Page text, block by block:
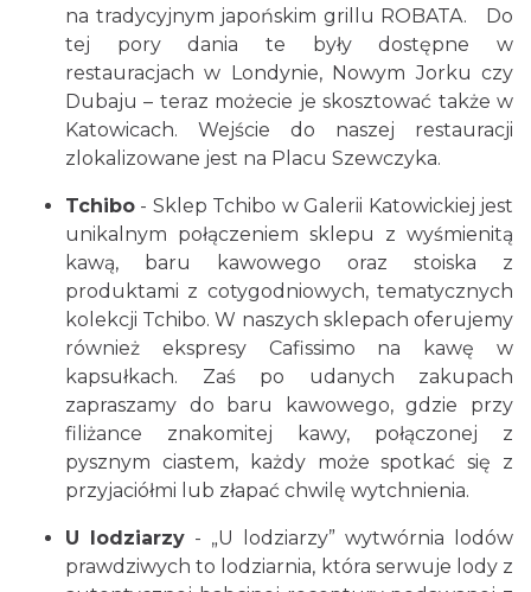
na tradycyjnym japońskim grillu ROBATA. Do
tej pory dania te były dostępne w
restauracjach w Londynie, Nowym Jorku czy
Dubaju – teraz możecie je skosztować także w
Katowicach. Wejście do naszej restauracji
zlokalizowane jest na Placu Szewczyka.
Tchibo - Sklep Tchibo w Galerii Katowickiej jest
unikalnym połączeniem sklepu z wyśmienitą
kawą, baru kawowego oraz stoiska z
produktami z cotygodniowych, tematycznych
kolekcji Tchibo. W naszych sklepach oferujemy
również ekspresy Cafissimo na kawę w
kapsułkach. Zaś po udanych zakupach
zapraszamy do baru kawowego, gdzie przy
filiżance znakomitej kawy, połączonej z
pysznym ciastem, każdy może spotkać się z
przyjaciółmi lub złapać chwilę wytchnienia.
U lodziarzy - „U lodziarzy” wytwórnia lodów
prawdziwych to lodziarnia, która serwuje lody z